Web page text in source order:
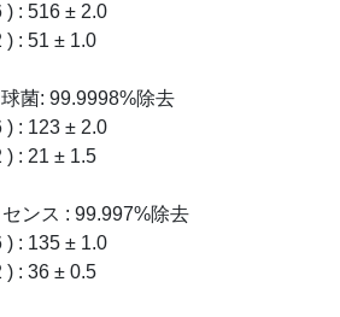
) : 516 ± 2.0
) : 51 ± 1.0
菌: 99.9998%除去
) : 123 ± 2.0
) : 21 ± 1.5
ンス : 99.997%除去
) : 135 ± 1.0
) : 36 ± 0.5